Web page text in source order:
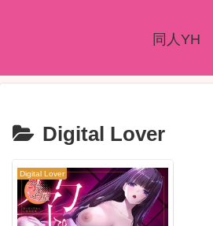
同人YH
Digital Lover
Digital Lover